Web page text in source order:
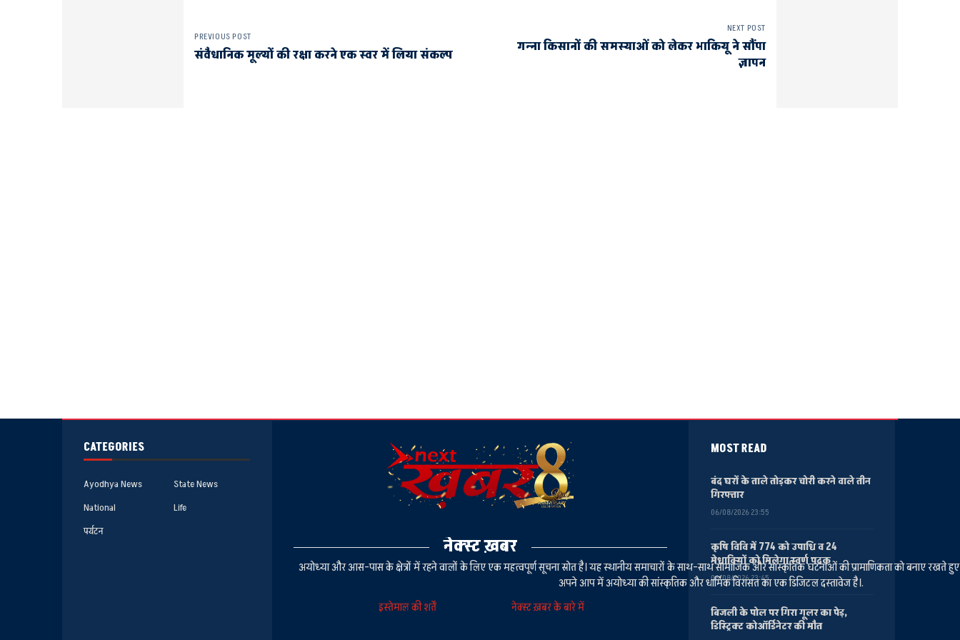
PREVIOUS POST
संवैधानिक मूल्यों की रक्षा करने एक स्वर में लिया संकल्प
NEXT POST
गन्ना किसानों की समस्याओं को लेकर भाकियू ने सौंपा
ज्ञापन
CATEGORIES
Ayodhya News
State News
National
Life
पर्यटन
नेक्स्ट ख़बर
अयोध्या और आस-पास के क्षेत्रों में रहने वालों के लिए एक महत्वपूर्ण सूचना स्रोत है। यह स्थानीय समाचारों के साथ-साथ सामाजिक और सांस्कृतिक घटनाओं की प्रामाणिकता को बनाए रखते हुए
अपने आप में अयोध्या की सांस्कृतिक और धार्मिक विरासत का एक डिजिटल दस्तावेज है।.
इस्तेमाल की शर्तें नेक्स्ट ख़बर के बारे में
MOST READ
बंद घरों के ताले तोड़कर चोरी करने वाले तीन
गिरफ्तार
06/08/2026 23:55
कृषि विवि में 774 को उपाधि व 24
मेधावियों को मिलेगा स्वर्ण पदक
06/08/2026 23:45
बिजली के पोल पर गिरा गूलर का पेड़,
डिस्ट्रिक्ट कोऑर्डिनेटर की मौत